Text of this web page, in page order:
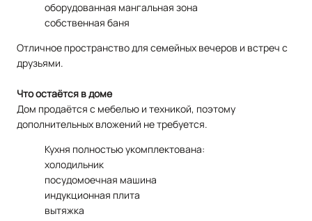
оборудованная мангальная зона
собственная баня
Отличное пространство для семейных вечеров и встреч с
друзьями.
Что остаётся в доме
Дом продаётся с мебелью и техникой, поэтому
дополнительных вложений не требуется.
Кухня полностью укомплектована:
холодильник
посудомоечная машина
индукционная плита
вытяжка